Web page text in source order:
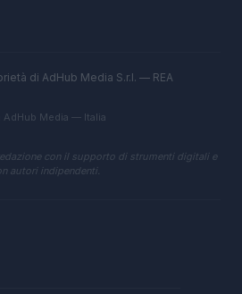
di AdHub Media S.r.l. — REA
Media — Italia
con il supporto di strumenti digitali e
autori indipendenti.